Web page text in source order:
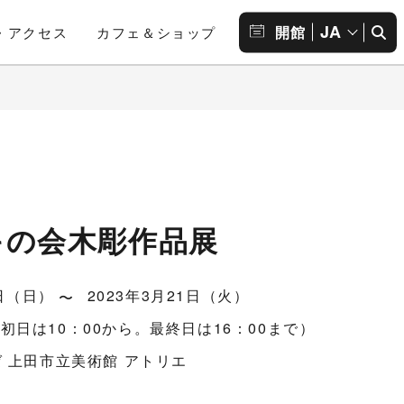
アクセス カフェ＆ショップ 開館 JA
会木彫作品展
日）
2023年3月21日（火）
日は10：00から。最終日は16：00まで）
上田市立美術館 アトリエ